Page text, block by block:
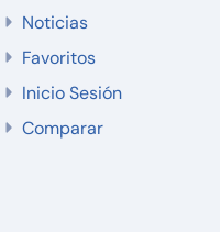
Noticias
Favoritos
Inicio Sesión
Comparar